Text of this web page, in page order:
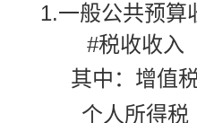
1.一般公共预算
#税收收入
其中：增值
个人所得税